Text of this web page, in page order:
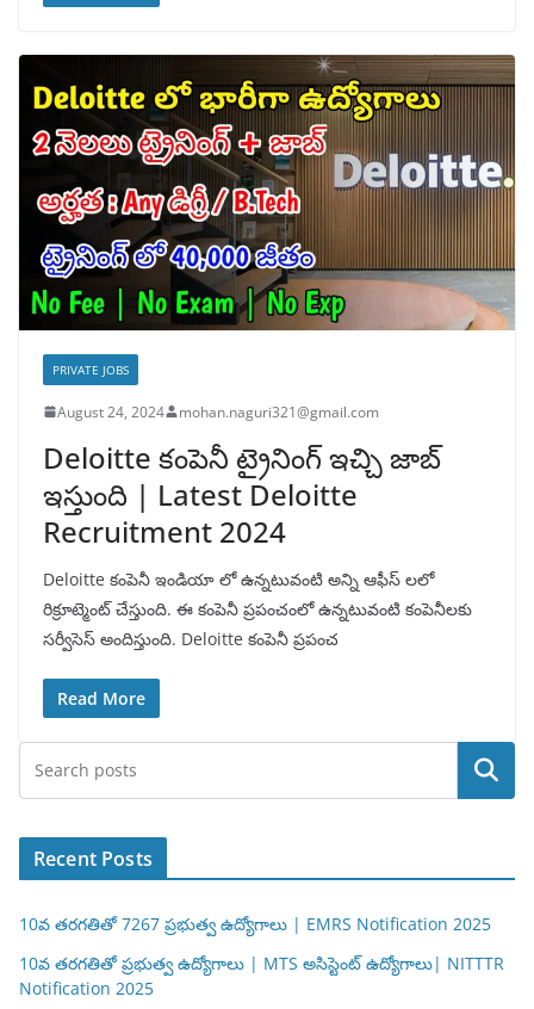
PRIVATE JOBS
August 24, 2024 mohan.naguri321@gmail.com
Deloitte కంపెనీ ట్రైనింగ్ ఇచ్చి జాబ్
ఇస్తుంది | Latest Deloitte
Recruitment 2024
Deloitte కంపెనీ ఇండియా లో ఉన్నటువంటి అన్ని ఆఫీస్ లలో
రిక్రూట్మెంట్ చేస్తుంది. ఈ కంపెనీ ప్రపంచంలో ఉన్నటువంటి కంపెనీలకు
సర్వీసెస్ అందిస్తుంది. Deloitte కంపెనీ ప్రపంచ
Read More
Search
Recent Posts
10వ తరగతితో 7267 ప్రభుత్వ ఉద్యోగాలు | EMRS Notification 2025
10వ తరగతితో ప్రభుత్వ ఉద్యోగాలు | MTS అసిస్టెంట్ ఉద్యోగాలు| NITTTR
Notification 2025